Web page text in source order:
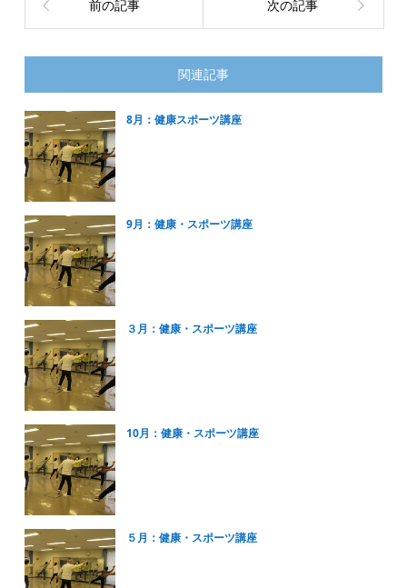
前の記事 次の記事
関連記事
8月：健康スポーツ講座
9月：健康・スポーツ講座
３月：健康・スポーツ講座
10月：健康・スポーツ講座
５月：健康・スポーツ講座